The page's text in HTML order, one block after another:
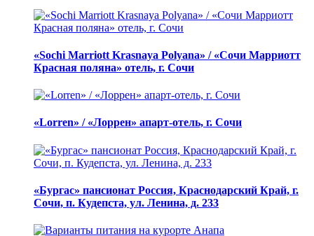
«Sochi Marriott Krasnaya Polyana» / «Сочи Марриотт
Красная поляна» отель, г. Сочи
«Lorren» / «Лоррен» апарт-отель, г. Сочи
«Бургас» пансионат Россия, Краснодарский Край, г.
Сочи, п. Кудепста, ул. Ленина, д. 233